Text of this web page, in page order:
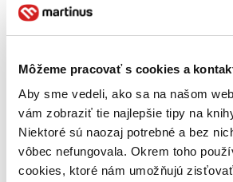
Môžeme pracovať s cookies a
Aby sme vedeli, ako sa na našom
vám zobraziť tie najlepšie tipy na
Niektoré sú naozaj potrebné a bez
vôbec nefungovala. Okrem toho
cookies, ktoré nám umožňujú